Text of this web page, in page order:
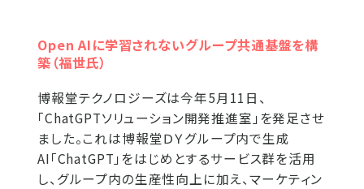
Open AIに学習されないグループ共通基盤を構
築（福世氏）
博報堂テクノロジーズは今年5月11日、
「ChatGPTソリューション開発推進室」を発足させ
ました。これは博報堂ＤＹグループ内で生成
AI「ChatGPT」をはじめとするサービス群を活用
し、グループ内の生産性向上に加え、マーケティン